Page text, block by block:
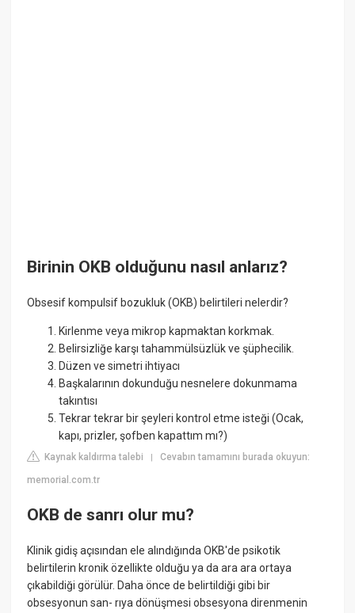
Birinin OKB olduğunu nasıl anlarız?
Obsesif kompulsif bozukluk (OKB) belirtileri nelerdir?
Kirlenme veya mikrop kapmaktan korkmak.
Belirsizliğe karşı tahammülsüzlük ve şüphecilik.
Düzen ve simetri ihtiyacı
Başkalarının dokunduğu nesnelere dokunmama
takıntısı
Tekrar tekrar bir şeyleri kontrol etme isteği (Ocak,
kapı, prizler, şofben kapattım mı?)
Kaynak kaldırma talebi |Cevabın tamamını burada okuyun:
memorial.com.tr
OKB de sanrı olur mu?
Klinik gidiş açısından ele alındığında OKB'de psikotik
belirtilerin kronik özellikte olduğu ya da ara ara ortaya
çıkabildiği görülür. Daha önce de belirtildiği gibi bir
obsesyonun san- rıya dönüşmesi obsesyona direnmenin